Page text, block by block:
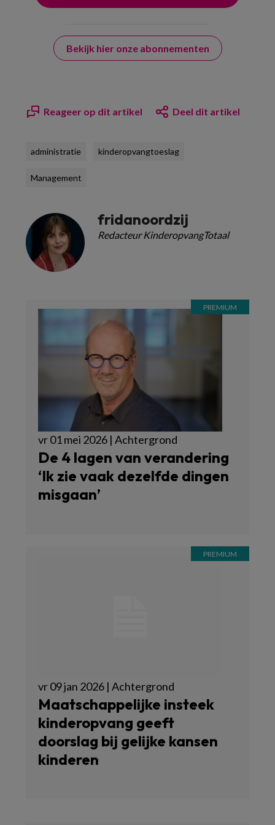
Bekijk hier onze abonnementen
Reageer op dit artikel Deel dit artikel
administratie kinderopvangtoeslag
Management
fridanoordzij
Redacteur KinderopvangTotaal
vr 01 mei 2026 | Achtergrond
De 4 lagen van verandering
‘Ik zie vaak dezelfde dingen
misgaan’
vr 09 jan 2026 | Achtergrond
Maatschappelijke insteek
kinderopvang geeft
doorslag bij gelijke kansen
kinderen